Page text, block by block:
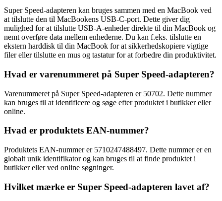
Super Speed-adapteren kan bruges sammen med en MacBook ved
at tilslutte den til MacBookens USB-C-port. Dette giver dig
mulighed for at tilslutte USB-A-enheder direkte til din MacBook og
nemt overføre data mellem enhederne. Du kan f.eks. tilslutte en
ekstern harddisk til din MacBook for at sikkerhedskopiere vigtige
filer eller tilslutte en mus og tastatur for at forbedre din produktivitet.
Hvad er varenummeret på Super Speed-adapteren?
Varenummeret på Super Speed-adapteren er 50702. Dette nummer
kan bruges til at identificere og søge efter produktet i butikker eller
online.
Hvad er produktets EAN-nummer?
Produktets EAN-nummer er 5710247488497. Dette nummer er en
globalt unik identifikator og kan bruges til at finde produktet i
butikker eller ved online søgninger.
Hvilket mærke er Super Speed-adapteren lavet af?